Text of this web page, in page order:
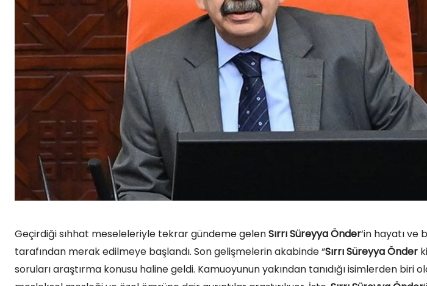
Geçirdiği sıhhat meseleleriyle tekrar gündeme gelenSırrı Süreyya Önder‘in hayatı
tarafından merak edilmeye başlandı. Son gelişmelerin akabinde “Sırrı Süreyya Önder
soruları araştırma konusu haline geldi. Kamuoyunun yakından tanıdığı isimlerden biri